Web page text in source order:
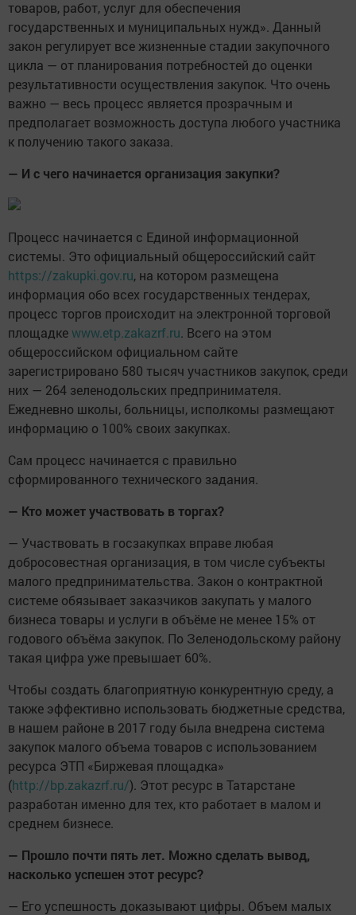
товаров, работ, услуг для обеспечения
государственных и муниципальных нужд». Данный
закон регулирует все жизненные стадии закупочного
цикла — от планирования потребностей до оценки
результативности осуществления закупок. Что очень
важно — весь процесс является прозрачным и
предполагает возможность доступа любого участника
к получению такого заказа.
— И с чего начинается организация закупки?
Процесс начинается с Единой информационной
системы. Это официальный общероссийский сайт
https://zakupki.gov.ru, на котором размещена
информация обо всех государственных тендерах,
процесс торгов происходит на электронной торговой
площадкеwww.etp.zakazrf.ru. Всего на этом
общероссийском официальном сайте
зарегистрировано 580 тысяч участников закупок, среди
них — 264 зеленодольских предпринимателя.
Ежедневно школы, больницы, исполкомы размещают
информацию о 100% своих закупках.
Сам процесс начинается с правильно
сформированного технического задания.
— Кто может участвовать в торгах?
— Участвовать в госзакупках вправе любая
добросовестная организация, в том числе субъекты
малого предпринимательства. Закон о контрактной
системе обязывает заказчиков закупать у малого
бизнеса товары и услуги в объёме не менее 15% от
годового объёма закупок. По Зеленодольскому району
такая цифра уже превышает 60%.
Чтобы создать благоприятную конкурентную среду, а
также эффективно использовать бюджетные средства,
в нашем районе в 2017 году была внедрена система
закупок малого объема товаров с использованием
ресурса ЭТП «Биржевая площадка»
(http://bp.zakazrf.ru/). Этот ресурс в Татарстане
разработан именно для тех, кто работает в малом и
среднем бизнесе.
— Прошло почти пять лет. Можно сделать вывод,
насколько успешен этот ресурс?
— Его успешность доказывают цифры. Объем малых